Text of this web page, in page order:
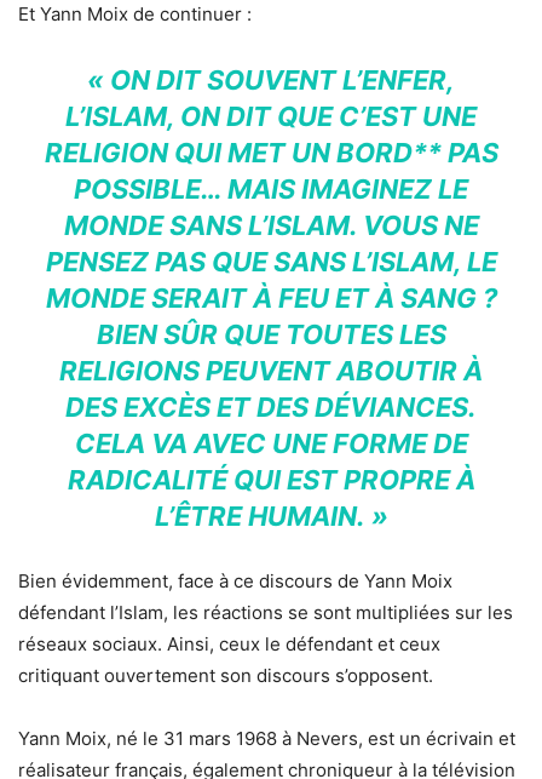
Et Yann Moix de continuer :
« ON DIT SOUVENT L’ENFER,
L’ISLAM, ON DIT QUE C’EST UNE
RELIGION QUI MET UN BORD** PAS
POSSIBLE… MAIS IMAGINEZ LE
MONDE SANS L’ISLAM. VOUS NE
PENSEZ PAS QUE SANS L’ISLAM, LE
MONDE SERAIT À FEU ET À SANG ?
BIEN SÛR QUE TOUTES LES
RELIGIONS PEUVENT ABOUTIR À
DES EXCÈS ET DES DÉVIANCES.
CELA VA AVEC UNE FORME DE
RADICALITÉ QUI EST PROPRE À
L’ÊTRE HUMAIN. »
Bien évidemment, face à ce discours de Yann Moix
défendant l’Islam, les réactions se sont multipliées sur les
réseaux sociaux. Ainsi, ceux le défendant et ceux
critiquant ouvertement son discours s’opposent.
Yann Moix, né le 31 mars 1968 à Nevers, est un écrivain et
réalisateur français, également chroniqueur à la télévision